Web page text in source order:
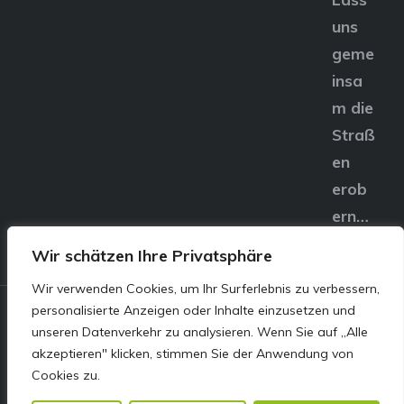
Wir schätzen Ihre Privatsphäre
Wir verwenden Cookies, um Ihr Surferlebnis zu verbessern,
personalisierte Anzeigen oder Inhalte einzusetzen und
unseren Datenverkehr zu analysieren. Wenn Sie auf „Alle
akzeptieren" klicken, stimmen Sie der Anwendung von
Cookies zu.
uns
geme
insa
m die
Straß
en
erob
ern…
© E&S Motors GmbH,
Linzer Straße 83 4240
Freistadt